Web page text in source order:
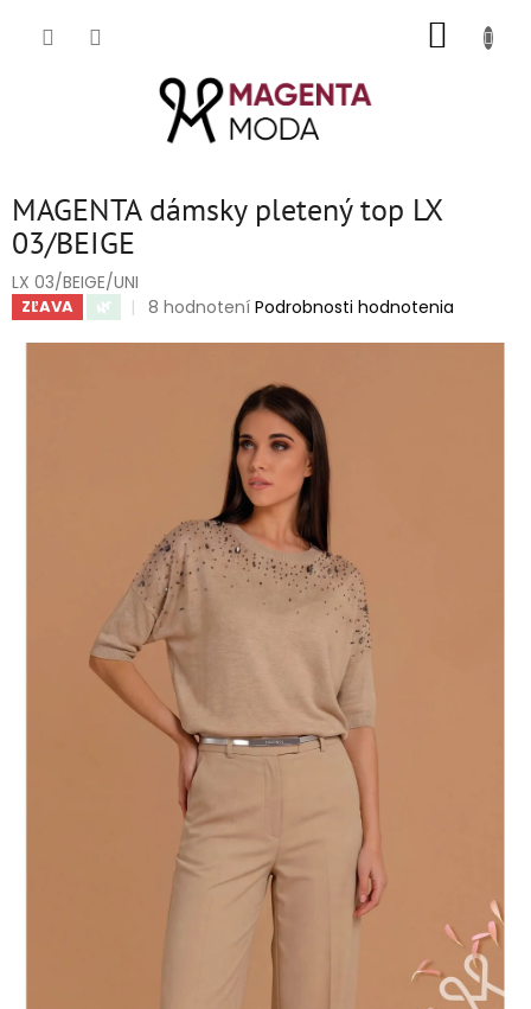
MAGENTA dámsky pletený top LX
03/BEIGE
LX 03/BEIGE/UNI
ZĽAVA 🌿
Priemerné
produktu
hviezdičiek.
8 hodnotení Podrobnosti hodnotenia